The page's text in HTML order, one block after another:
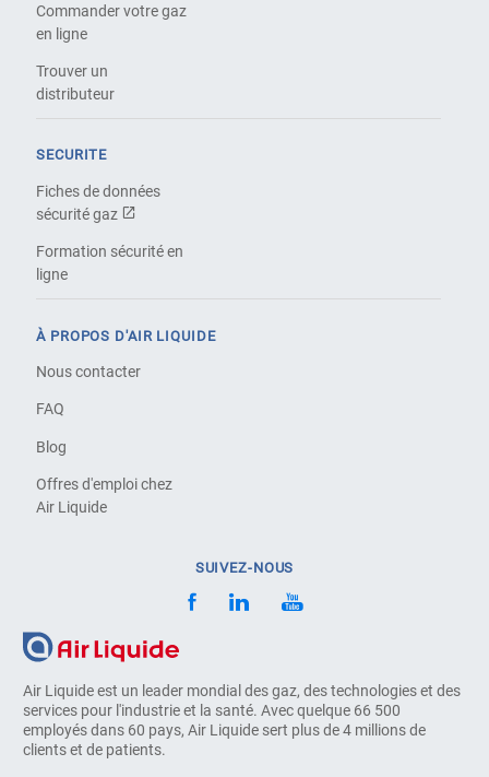
Air Liquide est un leader mondial des gaz, des technologies et des
services pour l'industrie et la santé. Avec quelque 66 500
employés dans 60 pays, Air Liquide sert plus de 4 millions de
clients et de patients.
Commander votre gaz
en ligne
Trouver un
distributeur
SECURITE
Fiches de données
sécurité gaz
Formation sécurité en
ligne
À PROPOS D'AIR LIQUIDE
Nous contacter
FAQ
Blog
Offres d'emploi chez
Air Liquide
SUIVEZ-NOUS